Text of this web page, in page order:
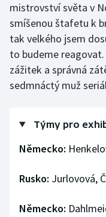
Plážový volejbal
Ragby
Rychlobruslení
Short track
Sportovní střelba
Stolní tenis
Triatlon
mistrovství světa v
smíšenou štafetu k
tak velkého jsem
to budeme
zážitek a správná
sedmnáctý muž
Týmy pro
Německo:
Rusko: Jurlovová,
Německo: